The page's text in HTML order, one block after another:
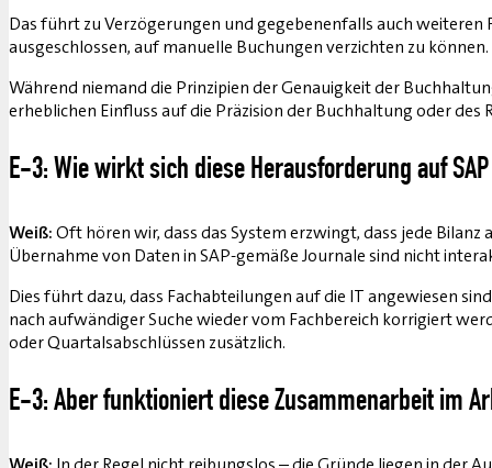
Das führt zu Verzögerungen und gegebenenfalls auch
ausgeschlossen, auf manuelle Buchungen verzichten zu
Während niemand die Prinzipien der Genauigkeit der
erheblichen Einfluss auf die Präzision der Buchhaltung oder des
E-3: Wie wirkt sich diese Herausforderung auf
Weiß:Oft hören wir, dass das System erzwingt, dass jede
Übernahme von Daten in SAP-gemäße Journale sind nicht
Dies führt dazu, dass Fachabteilungen auf die IT angewiesen
nach aufwändiger Suche wieder vom Fachbereich korrigiert
oder Quartalsabschlüssen zusätzlich.
E-3: Aber funktioniert diese Zusammenarbeit im